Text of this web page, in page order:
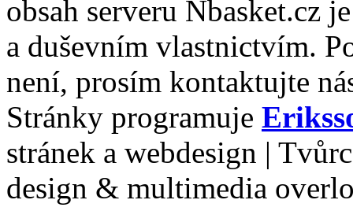
obsah serveru Nbasket.cz
a duševním vlastnictvím.
není, prosím kontaktujte
Stránky programuje
stránek a webdesign |
design & multimedia